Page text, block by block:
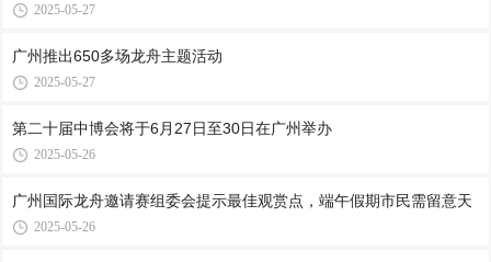
2025-05-27
广州推出650多场龙舟主题活动
2025-05-27
第二十届中博会将于6月27日至30日在广州举办
2025-05-26
广州国际龙舟邀请赛组委会提示最佳观赏点，端午假期市民需留意天
2025-05-26